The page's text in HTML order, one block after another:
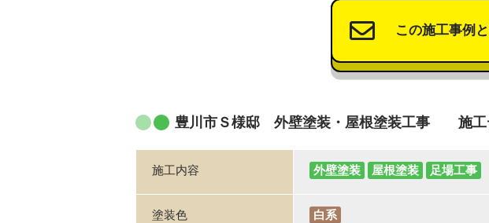
この施工事例
豊川市Ｓ様邸 外壁塗装・屋根塗装工事 施工
施工内容 外壁塗装 屋根塗装 足場工事
塗装色 白系